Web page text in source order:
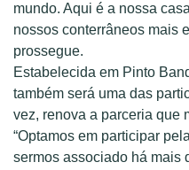
mundo. Aqui é a nossa
nossos conterrâneos mais
prossegue.
Estabelecida em Pinto
também será uma das
vez, renova a parceria que
“Optamos em participar
sermos associado há mais